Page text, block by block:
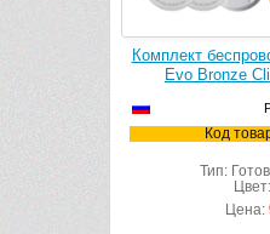
Комплект
Evo Bronze
Код
Тип:
Цена: